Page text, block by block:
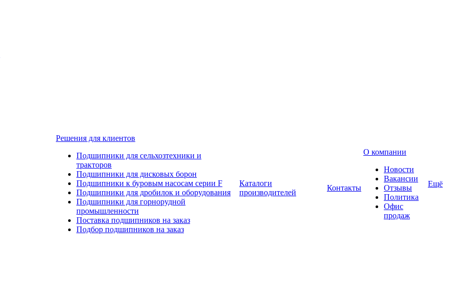
Решения для клиентов
Подшипники для сельхозтехники и
тракторов
Подшипники для дисковых борон
Подшипники к буровым насосам серии F
Подшипники для дробилок и оборудования
Подшипники для горнорудной
промышленности
Поставка подшипников на заказ
Подбор подшипников на заказ
Каталоги
производителей
Контакты
О компании
Новости
Вакансии
Отзывы
Политика
Офис
продаж
Ещё